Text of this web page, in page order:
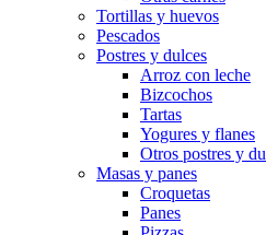
Tortillas y huevos
Pescados
Postres y dulces
Arroz con leche
Bizcochos
Tartas
Yogures y flanes
Otros postres y
Masas y panes
Croquetas
Panes